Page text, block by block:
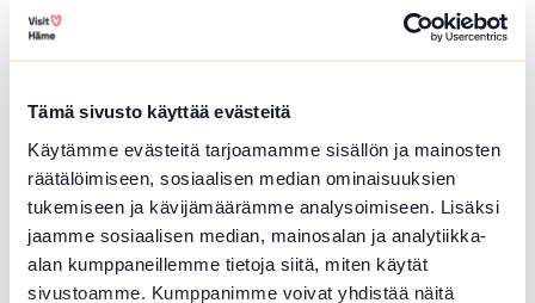
Tämä sivusto käyttää evästeitä
Käytämme evästeitä tarjoamamme sisällön ja mainosten
räätälöimiseen, sosiaalisen median ominaisuuksien
tukemiseen ja kävijämäärämme analysoimiseen. Lisäksi
jaamme sosiaalisen median, mainosalan ja analytiikka-
alan kumppaneillemme tietoja siitä, miten käytät
sivustoamme. Kumppanimme voivat yhdistää näitä
saamme siivet, voimme lentää." Veden
varaan on tarina riihimäkeläisten
nuorten elämien murroskohdista
matkalla aikuisuuteen. Nuoret...
Lue lisää tapahtumasta Veden varaan